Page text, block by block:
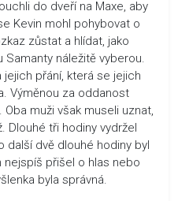
do dveří na Maxe, aby
Kevin mohl pohybovat o
zůstat a hlídat, jako
Samanty náležitě vyberou.
přání, která se jejich
Výměnou za oddanost
muži však museli uznat,
Dlouhé tři hodiny vydržel
další dvě dlouhé hodiny byl
přišel o hlas nebo
byla správná.